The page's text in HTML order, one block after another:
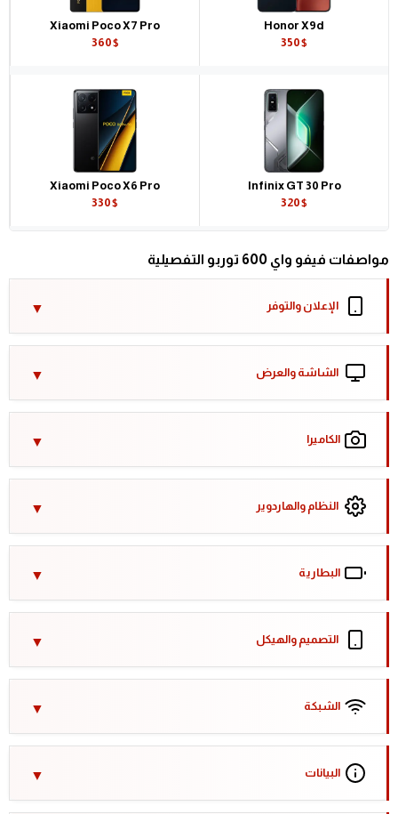
Honor X9d
350$
Xiaomi Poco X7 Pro
360$
Infinix GT 30 Pro
320$
Xiaomi Poco X6 Pro
330$
مواصفات فيفو واي 600 توربو التفصيلية
الإعلان والتوفر
الشاشة والعرض
الكاميرا
النظام والهاردوير
البطارية
التصميم والهيكل
الشبكة
البيانات